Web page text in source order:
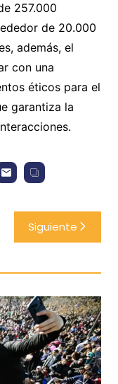
257.000
de 20.000
además, el
con una
éticos para el
garantiza la
Siguiente